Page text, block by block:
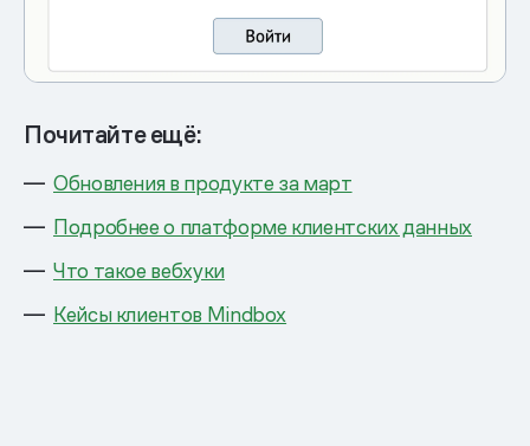
Почитайте ещё:
Обновления в продукте за март
Подробнее о платформе клиентских данных
Что такое вебхуки
Кейсы клиентов Mindbox